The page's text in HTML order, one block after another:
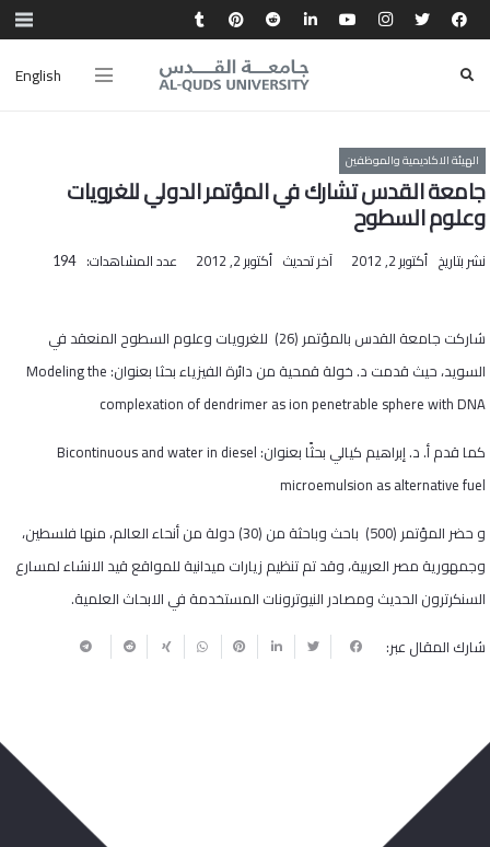
English
الهيئة الاكاديمية والموظفين
جامعة القدس تشارك في المؤتمر الدولي للغرويات
وعلوم السطوح
نشر بتاريخ أكتوبر 2, 2012 آخر تحديث أكتوبر 2, 2012 عدد المشاهدات: 194
شاركت جامعة القدس بالمؤتمر (26) للغرويات وعلوم السطوح المنعقد في
السويد، حيث قدمت د. خولة قمحية من دائرة الفيزياء بحثا بعنوان:
Modeling the
complexation of dendrimer as ion penetrable sphere with DNA
كما قدم أ. د. إبراهيم كيالي بحثًا بعنوان:
Bicontinuous and water in diesel
microemulsion as alternative fuel
و حضر المؤتمر (500) باحث وباحثة من (30) دولة من أنحاء العالم، منها فلسطين،
وجمهورية مصر العربية، وقد تم تنظيم زيارات ميدانية للمواقع قيد الانشاء لمسارع
السنكرترون الحديث ومصادر النيوترونات المستخدمة في الابحاث العلمية.
شارك المقال عبر: